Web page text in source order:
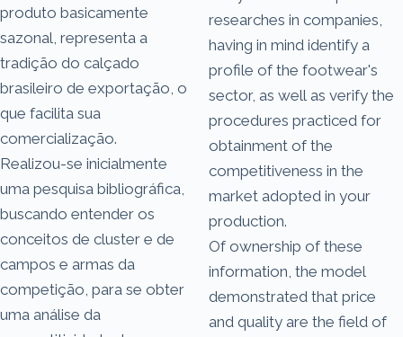
produto basicamente
sazonal, representa a
tradição do calçado
brasileiro de exportação, o
que facilita sua
comercialização.
Realizou-se inicialmente
uma pesquisa bibliográfica,
buscando entender os
conceitos de cluster e de
campos e armas da
competição, para se obter
uma análise da
researches in companies,
having in mind identify a
profile of the footwear's
sector, as well as verify the
procedures practiced for
obtainment of the
competitiveness in the
market adopted in your
production.
Of ownership of these
information, the model
demonstrated that price
and quality are the field of